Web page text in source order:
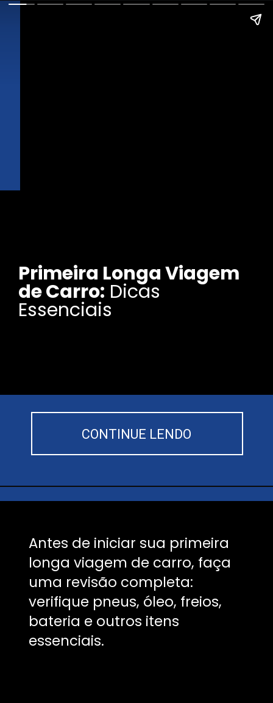
Primeira Longa Viagem
de Carro: Dicas
Essenciais
CONTINUE LENDO
Antes de iniciar sua primeira
longa viagem de carro, faça
uma revisão completa:
verifique pneus, óleo, freios,
bateria e outros itens
essenciais.